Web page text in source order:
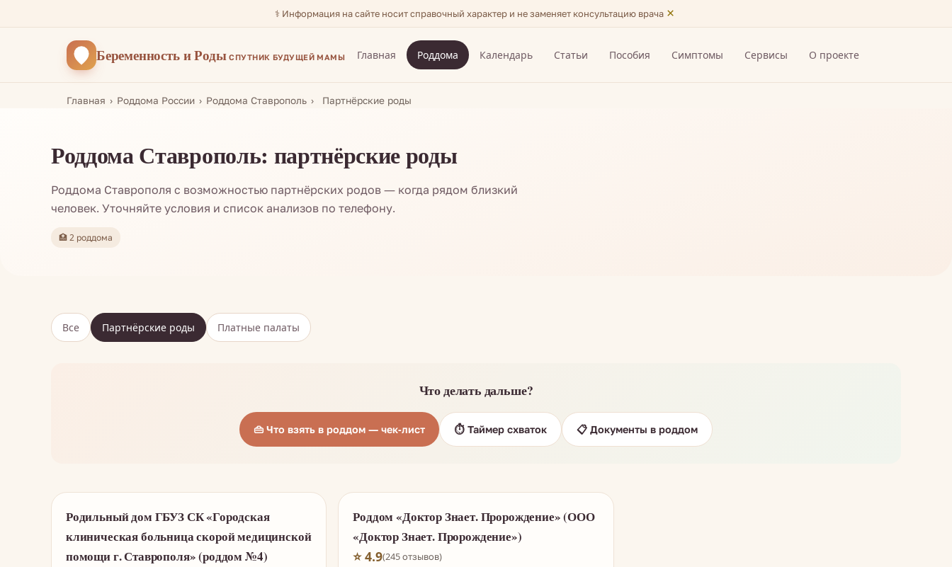
⚕️ Информация на сайте носит справочный характер и не заменяет консультацию врача ×
Беременностьи Роды СПУТНИК БУДУЩЕЙ МАМЫ Главная Роддома Календарь Статьи Пособия Симптомы Сервисы О проекте
Главная Роддома России Роддома Ставрополь Партнёрские роды
Роддома Ставрополь: партнёрские роды
Роддома Ставрополя с возможностью партнёрских родов — когда рядом близкий
человек. Уточняйте условия и список анализов по телефону.
🏥 2 роддома
Все Партнёрские роды Платные палаты
Что делать дальше?
👜 Что взять в роддом — чек-лист ⏱️ Таймер схваток 📋 Документы в роддом
Родильный дом ГБУЗ СК «Городская
клиническая больница скорой медицинской
помощи г. Ставрополя» (роддом №4)
Роддом «Доктор Знает. Пророждение» (ООО
«Доктор Знает. Пророждение»)
⭐ 4.9(245 отзывов)